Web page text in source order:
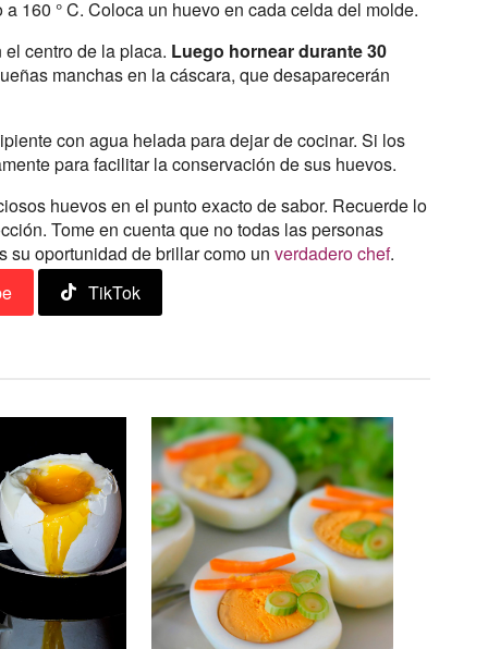
160 ° C. Coloca un huevo en cada celda del molde.
centro de la placa. Luego hornear durante 30
manchas en la cáscara, que desaparecerán
con agua helada para dejar de cocinar. Si los
para facilitar la conservación de sus huevos.
huevos en el punto exacto de sabor. Recuerde lo
Tome en cuenta que no todas las personas
su oportunidad de brillar como unverdadero chef.
TikTok